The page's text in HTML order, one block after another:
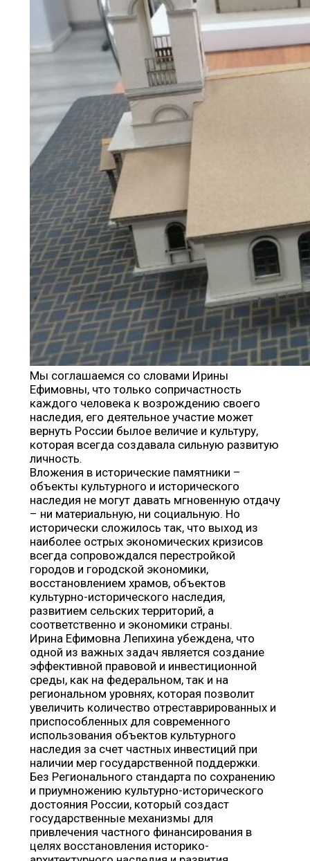
Мы соглашаемся со словами Ирины
Ефимовны, что только сопричастность
каждого человека к возрождению своего
наследия, его деятельное участие может
вернуть России былое величие и культуру,
которая всегда создавала сильную развитую
личность.
Вложения в исторические памятники –
объекты культурного и исторического
наследия не могут давать мгновенную отдачу
– ни материальную, ни социальную. Но
исторически сложилось так, что выход из
наиболее острых экономических кризисов
всегда сопровождался перестройкой
городов и городской экономики,
восстановлением храмов, объектов
культурно-исторического наследия,
развитием сельских территорий, а
соответственно и экономики страны.
Ирина Ефимовна Лепихина убеждена, что
одной из важных задач является создание
эффективной правовой и инвестиционной
среды, как на федеральном, так и на
региональном уровнях, которая позволит
увеличить количество отреставрированных и
приспособленных для современного
использования объектов культурного
наследия за счет частных инвестиций при
наличии мер государственной поддержки.
Без Регионального стандарта по сохранению
и приумножению культурно-исторического
достояния России, который создаст
государственные механизмы для
привлечения частного финансирования в
целях восстановления историко-